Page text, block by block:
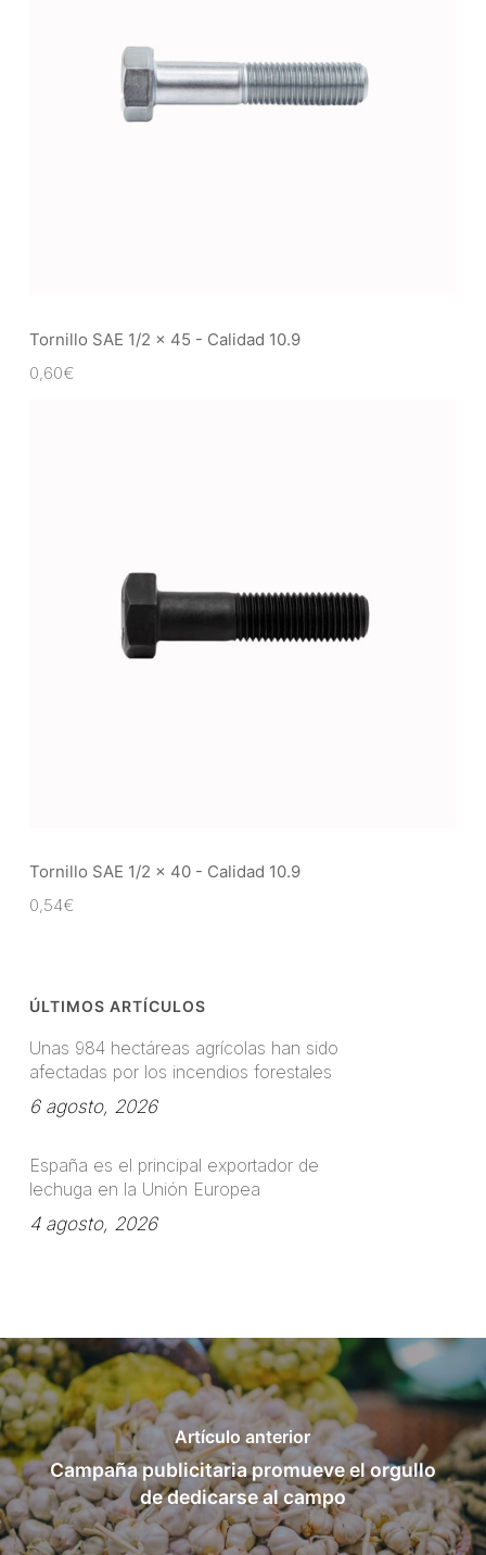
Tornillo SAE 1/2 x 45 - Calidad 10.9
0,60€
Tornillo SAE 1/2 x 40 - Calidad 10.9
0,54€
ÚLTIMOS ARTÍCULOS
Unas 984 hectáreas agrícolas han sido
afectadas por los incendios forestales
6 agosto, 2026
España es el principal exportador de
lechuga en la Unión Europea
4 agosto, 2026
Artículo anterior
Campaña publicitaria promueve el orgullo
de dedicarse al campo